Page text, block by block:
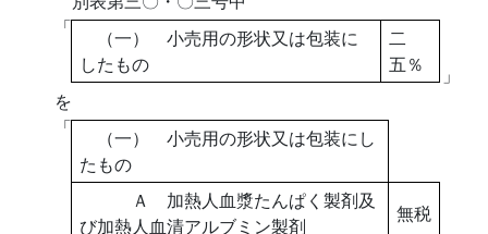
「
（一） 小売用の形状又は包装に
したもの
二
五％
」
を
「
（一） 小売用の形状又は包装にし
たもの
Ａ 加熱人血漿たんぱく製剤及
び加熱人血清アルブミン製剤
無税